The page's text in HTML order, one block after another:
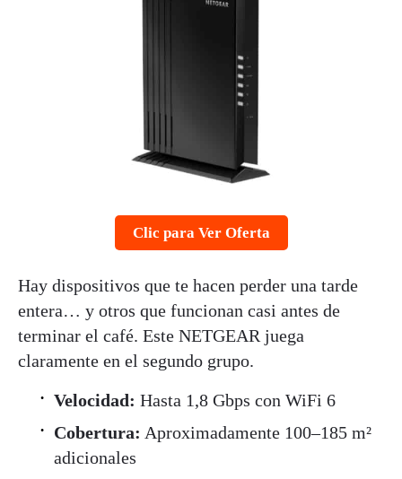
Clic para Ver Oferta
Hay dispositivos que te hacen perder una tarde
entera… y otros que funcionan casi antes de
terminar el café. Este NETGEAR juega
claramente en el segundo grupo.
Velocidad: Hasta 1,8 Gbps con WiFi 6
Cobertura: Aproximadamente 100–185 m²
adicionales